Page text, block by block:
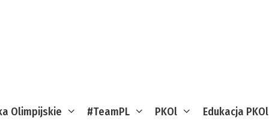
Olimpijskie #TeamPL PKOl Edukacja PKOl